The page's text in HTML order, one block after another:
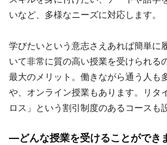
いなど、多様なニーズに対応します。
学びたいという意志さえあれば簡単に
いて非常に質の高い授業を受けられる
最大のメリット。働きながら通う人も
や、オンライン授業もあります。リタ
ロス」という割引制度のあるコースも
―どんな授業を受けることができ